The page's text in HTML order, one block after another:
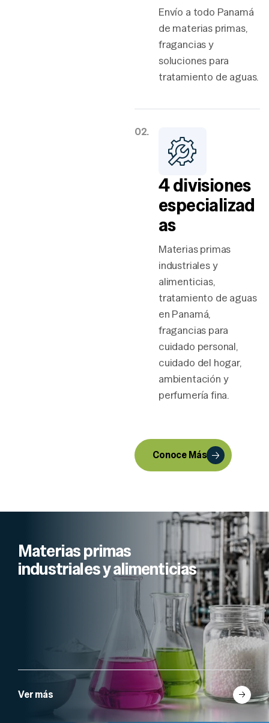
Envío a todo Panamá
de materias primas,
fragancias y
soluciones para
tratamiento de aguas.
02.
4 divisiones
especializad
as
Materias primas
industriales y
alimenticias,
tratamiento de aguas
en Panamá,
fragancias para
cuidado personal,
cuidado del hogar,
ambientación y
perfumería fina.
Conoce Más
Materias primas
industriales y alimenticias
Ver más